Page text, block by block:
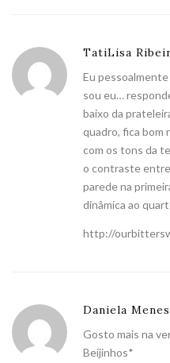
TatiLisa
Eu
sou eu…
baixo da
quadro, fica bom
com os tons da
o contraste
parede na
dinâmica ao
http://
Daniela
Gosto mais na
Beijinhos*